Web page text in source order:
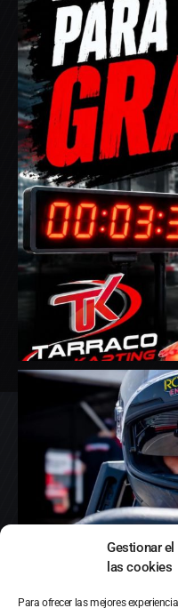
Gestionar
las cookies
Para ofrecer las mejores